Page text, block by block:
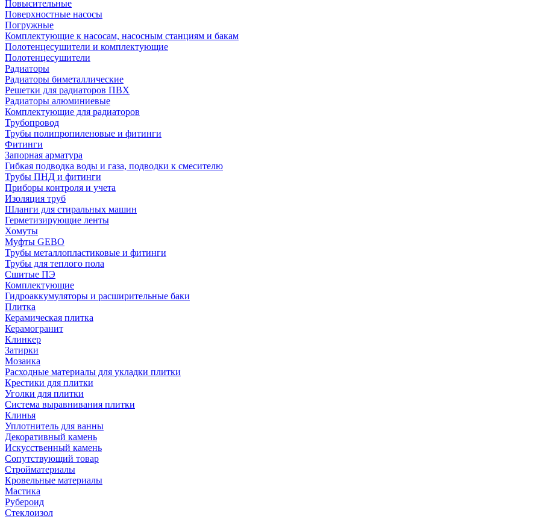
Повысительные
Поверхностные насосы
Погружные
Комплектующие к насосам, насосным станциям и бакам
Полотенцесушители и комплектующие
Полотенцесушители
Радиаторы
Радиаторы биметаллические
Решетки для радиаторов ПВХ
Радиаторы алюминиевые
Комплектующие для радиаторов
Трубопровод
Трубы полипропиленовые и фитинги
Фитинги
Запорная арматура
Гибкая подводка воды и газа, подводки к смесителю
Трубы ПНД и фитинги
Приборы контроля и учета
Изоляция труб
Шланги для стиральных машин
Герметизирующие ленты
Хомуты
Муфты GEBO
Трубы металлопластиковые и фитинги
Трубы для теплого пола
Сшитые ПЭ
Комплектующие
Гидроаккумуляторы и расширительные баки
Плитка
Керамическая плитка
Керамогранит
Клинкер
Затирки
Мозаика
Расходные материалы для укладки плитки
Крестики для плитки
Уголки для плитки
Система выравнивания плитки
Клинья
Уплотнитель для ванны
Декоративный камень
Искусственный камень
Сопутствующий товар
Стройматериалы
Кровельные материалы
Мастика
Рубероид
Стеклоизол